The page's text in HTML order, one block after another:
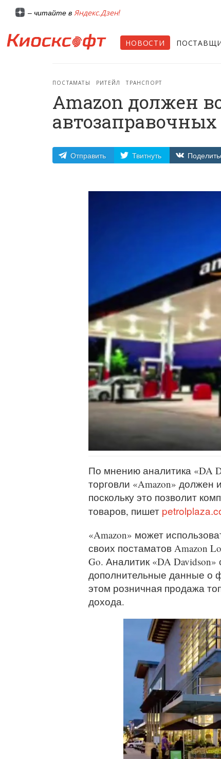
– читайте в Яндекс.Дзен!
НОВОСТИ
ПОСТАМАТЫ РИТЕЙЛ ТРАНСПОРТ
Amazon должен
Отправить Твитнуть
По мнению аналитика «DA
торговли «Amazon» должен
поскольку это позволит
товаров, пишет
«Amazon» может
своих постаматов Amazon
Go. Аналитик «DA
дополнительные данные о
этом розничная продажа
дохода.